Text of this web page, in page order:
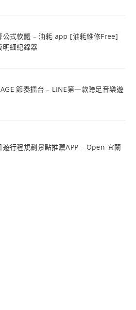
公式軟體 – 油耗 app [油耗維修Free]
明細紀錄器
節奏擂台 – LINE第一款跨足音樂遊
遊行程規劃景點推薦APP – Open 宜蘭